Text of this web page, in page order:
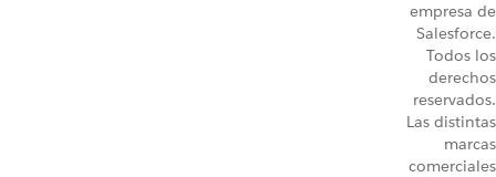
empresa de
Salesforce.
Todos los
derechos
reservados.
Las distintas
marcas
comerciales